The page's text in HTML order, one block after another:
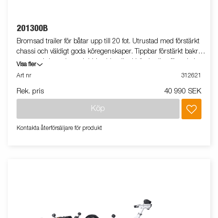
201300B
Bromsad trailer för båtar upp till 20 fot. Utrustad med förstärkt
chassi och väldigt goda köregenskaper. Tippbar förstärkt bakre
vagga och justerbara dubbla sidorullar i hög kvalitet för enkel
anpassning till din båt. Varmgalvaniserat chassi för lång
hjullager förlänger livstiden. Justerbart vinschtorn. Enkel
pålastning. Båttrailern på bilden kan vara extrautrustad.
Visa fler
Art nr
312621
Rek. pris 40 990 SEK
Köp
Kontakta återförsäljare för produkt